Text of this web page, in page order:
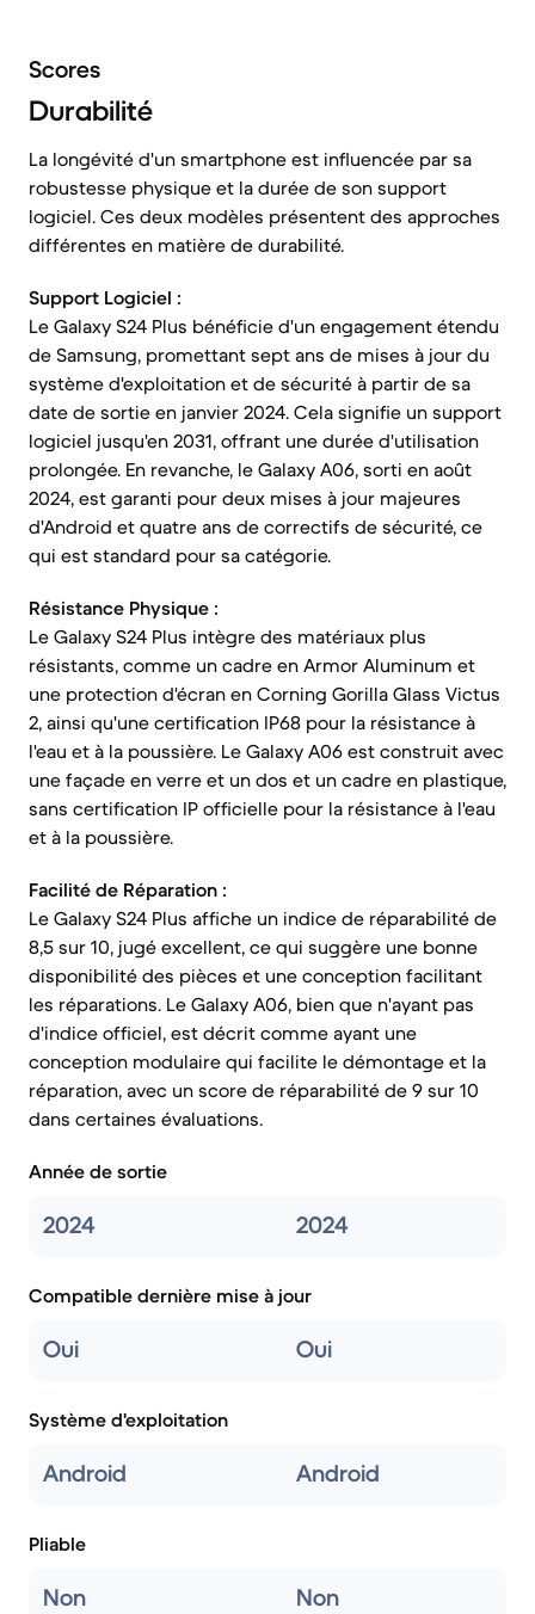
Scores
Durabilité
La longévité d'un smartphone est influencée par sa
robustesse physique et la durée de son support
logiciel. Ces deux modèles présentent des approches
différentes en matière de durabilité.
Support Logiciel :
Le Galaxy S24 Plus bénéficie d'un engagement étendu
de Samsung, promettant sept ans de mises à jour du
système d'exploitation et de sécurité à partir de sa
date de sortie en janvier 2024. Cela signifie un support
logiciel jusqu'en 2031, offrant une durée d'utilisation
prolongée. En revanche, le Galaxy A06, sorti en août
2024, est garanti pour deux mises à jour majeures
d'Android et quatre ans de correctifs de sécurité, ce
qui est standard pour sa catégorie.
Résistance Physique :
Le Galaxy S24 Plus intègre des matériaux plus
résistants, comme un cadre en Armor Aluminum et
une protection d'écran en Corning Gorilla Glass Victus
2, ainsi qu'une certification IP68 pour la résistance à
l'eau et à la poussière. Le Galaxy A06 est construit avec
une façade en verre et un dos et un cadre en plastique,
sans certification IP officielle pour la résistance à l'eau
et à la poussière.
Facilité de Réparation :
Le Galaxy S24 Plus affiche un indice de réparabilité de
8,5 sur 10, jugé excellent, ce qui suggère une bonne
disponibilité des pièces et une conception facilitant
les réparations. Le Galaxy A06, bien que n'ayant pas
d'indice officiel, est décrit comme ayant une
conception modulaire qui facilite le démontage et la
réparation, avec un score de réparabilité de 9 sur 10
dans certaines évaluations.
Année de sortie
2024 2024
Compatible dernière mise à jour
Oui Oui
Système d'exploitation
Android Android
Pliable
Non Non